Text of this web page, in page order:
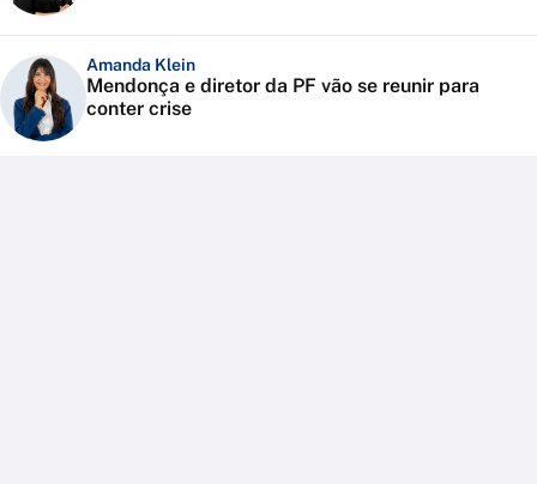
Amanda Klein
Mendonça e diretor da PF vão se reunir para
conter crise